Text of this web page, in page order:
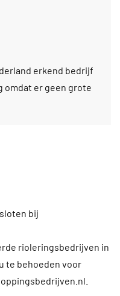
erkend bedrijf
omdat er geen grote
bij
rioleringsbedrijven in
te behoeden voor